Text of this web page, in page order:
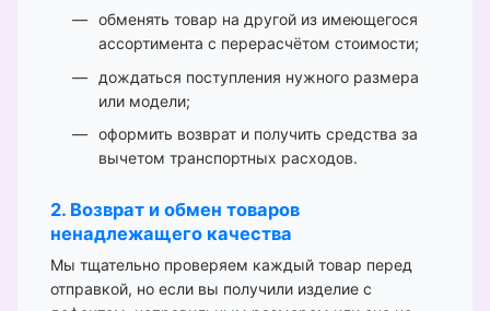
обменять товар на другой из имеющегося
ассортимента с перерасчётом стоимости;
дождаться поступления нужного размера
или модели;
оформить возврат и получить средства за
вычетом транспортных расходов.
2. Возврат и обмен товаров
ненадлежащего качества
Мы тщательно проверяем каждый товар перед
отправкой, но если вы получили изделие с